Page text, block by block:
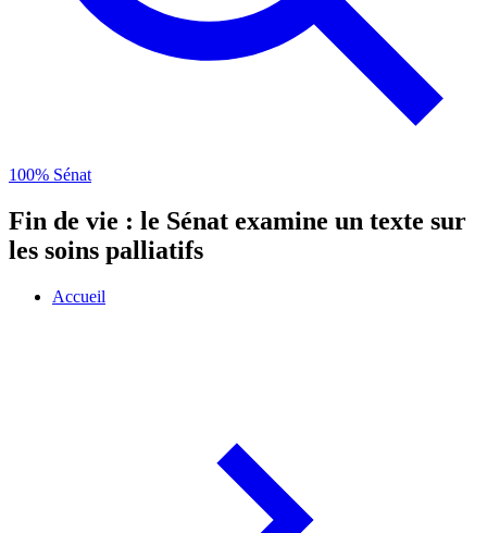
100% Sénat
Fin de vie : le Sénat examine un texte sur
les soins palliatifs
Accueil